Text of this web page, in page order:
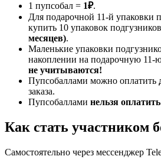
1 пупсобал = 1₽.
Для подарочной 11-й упаковки
купить 10 упаковок
месяцев).
Маленькие упаковки
накоплении на подарочную 11-
не учитываются!
Пупсобаллами можно оплатить
заказа.
Пупсобаллами нельзя
Как стать участником
Самостоятельно через мессенджер